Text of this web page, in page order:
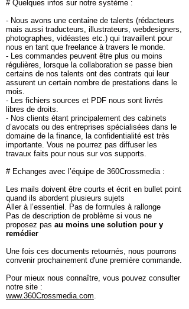
# Quelques infos sur notre système :
- Nous avons une centaine de talents (rédacteurs
mais aussi traducteurs, illustrateurs, webdesigners,
photographes, vidéastes etc.) qui travaillent pour
nous en tant que freelance à travers le monde.
- Les commandes peuvent être plus ou moins
régulières, lorsque la collaboration se passe bien
certains de nos talents ont des contrats qui leur
assurent un certain nombre de prestations dans le
mois.
- Les fichiers sources et PDF nous sont livrés
libres de droits.
- Nos clients étant principalement des cabinets
d’avocats ou des entreprises spécialisées dans le
domaine de la finance, la confidentialité est très
importante. Vous ne pourrez pas diffuser les
travaux faits pour nous sur vos supports.
# Echanges avec l’équipe de 360Crossmedia :
Les mails doivent être courts et écrit en bullet point
quand ils abordent plusieurs sujets
Aller à l’essentiel. Pas de formules à rallonge
Pas de description de problème si vous ne
proposez pas au moins une solution pour y
remédier
Une fois ces documents retournés, nous pourrons
convenir prochainement d'une première commande.
Pour mieux nous connaître, vous pouvez consulter
notre site :
www.360Crossmedia.com.